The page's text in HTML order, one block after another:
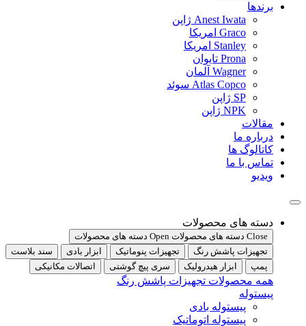
برندها
Anest Iwata ژاپن
Graco امریکا
Stanley امریکا
Prona تایوان
Wagner آلمان
Atlas Copco سوئد
SP ژاپن
NPK ژاپن
مقالات
درباره ما
کاتالوگ ها
تماس با ما
ویدیو
دسته های محصولات
Close دسته های محصولات
Open دسته های محصولات
تجهیزات پاشش رنگ
تجهیزات پنوماتیک ابزار بادی
سند بلاست
پمپ
ابزار هیدرولیک سری پیچ گوشتی اتصالات مکانیکی
همه محصولات تجهیزات پاشش رنگ
پیستوله
پیستوله بادی
پیستوله اتوماتیک